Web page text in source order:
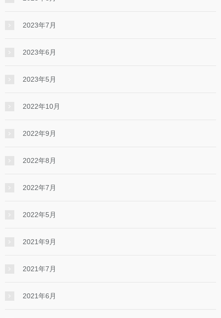
2023年7月
2023年6月
2023年5月
2022年10月
2022年9月
2022年8月
2022年7月
2022年5月
2021年9月
2021年7月
2021年6月